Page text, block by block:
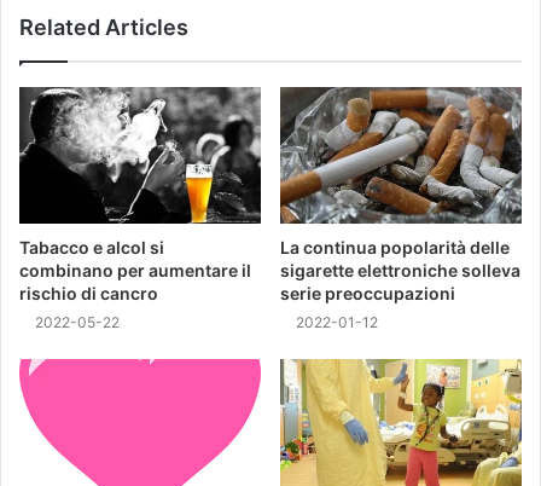
Related Articles
Tabacco e alcol si
combinano per aumentare il
rischio di cancro
2022-05-22
La continua popolarità delle
sigarette elettroniche solleva
serie preoccupazioni
2022-01-12